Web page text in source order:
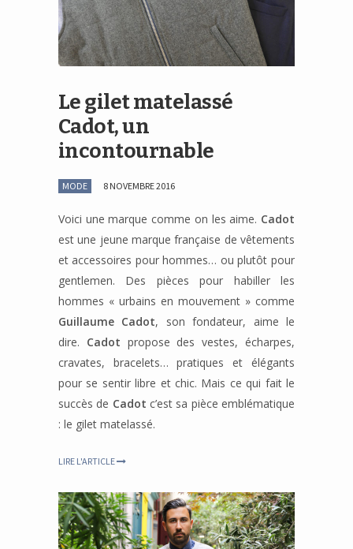
Le gilet matelassé
Cadot, un
incontournable
MODE 8 NOVEMBRE 2016
Voici une marque comme on les aime. Cadot
est une jeune marque française de vêtements
et accessoires pour hommes… ou plutôt pour
gentlemen. Des pièces pour habiller les
hommes « urbains en mouvement » comme
Guillaume Cadot, son fondateur, aime le
dire. Cadot propose des vestes, écharpes,
cravates, bracelets… pratiques et élégants
pour se sentir libre et chic. Mais ce qui fait le
succès de Cadot c’est sa pièce emblématique
: le gilet matelassé.
LIRE L'ARTICLE